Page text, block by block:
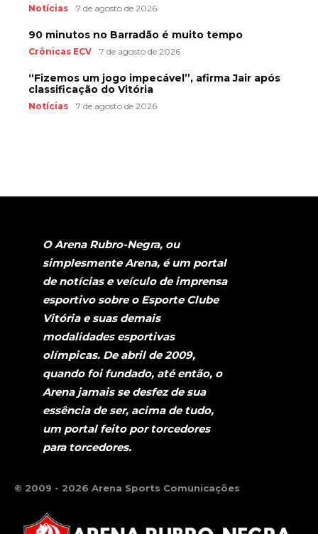
Notícias 7 de agosto de 2026
90 minutos no Barradão é muito tempo
Crônicas ECV 7 de agosto de 2026
“Fizemos um jogo impecável”, afirma Jair após
classificação do Vitória
Notícias 7 de agosto de 2026
O Arena Rubro-Negra, ou
simplesmente Arena, é um portal
de notícias e veículo de imprensa
esportivo sobre o Esporte Clube
Vitória e suas demais
modalidades esportivas
olímpicas. De abril de 2009,
quando foi fundado, até então, o
Arena jamais se desfez de sua
essência de ser, acima de tudo,
um portal feito por torcedores
para torcedores.
© 2009 - 2026 Arena Sports Comunicações